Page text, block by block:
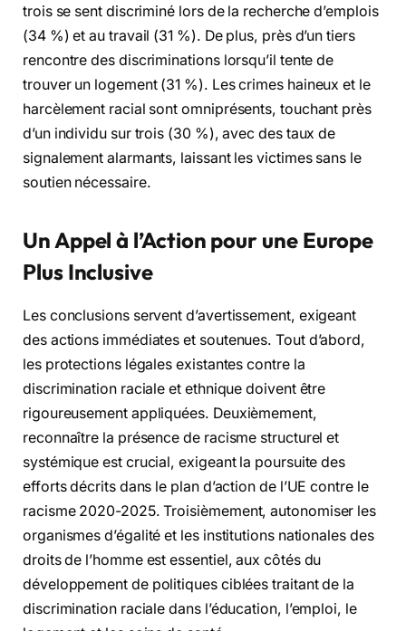
trois se sent discriminé lors de la recherche d’emplois
(34 %) et au travail (31 %). De plus, près d’un tiers
rencontre des discriminations lorsqu’il tente de
trouver un logement (31 %). Les crimes haineux et le
harcèlement racial sont omniprésents, touchant près
d’un individu sur trois (30 %), avec des taux de
signalement alarmants, laissant les victimes sans le
soutien nécessaire.
Un Appel à l’Action pour une Europe
Plus Inclusive
Les conclusions servent d’avertissement, exigeant
des actions immédiates et soutenues. Tout d’abord,
les protections légales existantes contre la
discrimination raciale et ethnique doivent être
rigoureusement appliquées. Deuxièmement,
reconnaître la présence de racisme structurel et
systémique est crucial, exigeant la poursuite des
efforts décrits dans le plan d’action de l’UE contre le
racisme 2020-2025. Troisièmement, autonomiser les
organismes d’égalité et les institutions nationales des
droits de l’homme est essentiel, aux côtés du
développement de politiques ciblées traitant de la
discrimination raciale dans l’éducation, l’emploi, le